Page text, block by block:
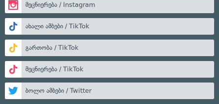
მეცნიერება / Instagram
ახალი ამბები / TikTok
გართობა / TikTok
მეცნიერება / TikTok
ბოლო ამბები / Twitter